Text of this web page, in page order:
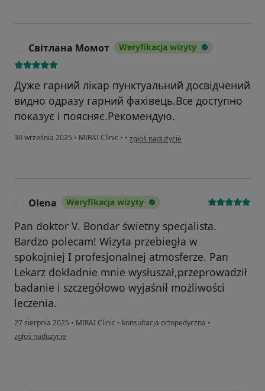
Світлана Момот Weryfikacja wizyty
Дуже гарний лікар пунктуальний досвідчений
видно одразу гарний фахівець.Все доступно
показує і поясняє.Рекомендую.
30 września 2025 • MIRAI Clinic • • w opinii użytkownika Світлана Момот
zgłoś nadużycie
Olena Weryfikacja wizyty
Pan doktor V. Bondar świetny specjalista.
Bardzo polecam! Wizyta przebiegła w
spokojniej I profesjonalnej atmosferze. Pan
Lekarz dokładnie mnie wysłuszał,przeprowadził
badanie i szczegółowo wyjaśnił możliwości
leczenia.
27 sierpnia 2025 • MIRAI Clinic • konsultacja ortopedyczna •
w opinii użytkownika Olena
zgłoś nadużycie